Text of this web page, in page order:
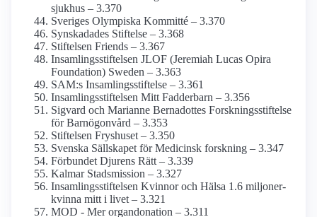
sjukhus – 3.370
Sveriges Olympiska Kommitté – 3.370
Synskadades Stiftelse – 3.368
Stiftelsen Friends – 3.367
Insamlings­stiftelsen JLOF (Jeremiah Lucas Opira
Foundation) Sweden – 3.363
SAM:s Insamlings­stiftelse – 3.361
Insamlings­stiftelsen Mitt Fadderbarn – 3.356
Sigvard och Marianne Bernadottes Forskningss­tiftelse
för Barnögon­vård – 3.353
Stiftelsen Fryshuset – 3.350
Svenska Sällskapet för Medicinsk forskning – 3.347
Förbundet Djurens Rätt – 3.339
Kalmar Stads­mission – 3.327
Insamlings­stiftelsen Kvinnor och Hälsa 1.6 miljoner-
kvinna mitt i livet – 3.321
MOD - Mer organ­donation – 3.311